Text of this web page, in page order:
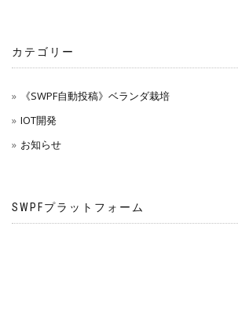
カテゴリー
《SWPF自動投稿》ベランダ栽培
IOT開発
お知らせ
SWPFプラットフォーム